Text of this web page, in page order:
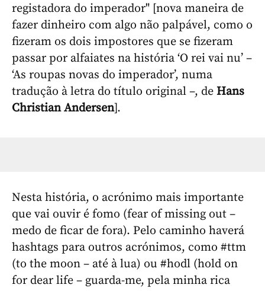
registadora do imperador" [nova maneira de
fazer dinheiro com algo não palpável, como o
fizeram os dois impostores que se fizeram
passar por alfaiates na história ‘O rei vai nu’ –
‘As roupas novas do imperador’, numa
tradução à letra do título original –, de Hans
Christian Andersen].
Nesta história, o acrónimo mais importante
que vai ouvir é fomo (fear of missing out –
medo de ficar de fora). Pelo caminho haverá
hashtags para outros acrónimos, como #ttm
(to the moon – até à lua) ou #hodl (hold on
for dear life – guarda-me, pela minha rica